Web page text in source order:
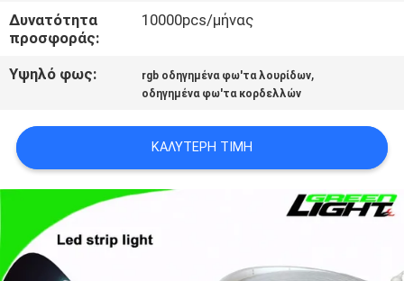
ΑΠΌΣΠΑΣΜΑ
SITEMAP
PRIVACY
POLICY
Δυνατότητα
προσφοράς:
10000pcs/μήνας
Υψηλό φως: rgb οδηγημένα φω'τα λουρίδων,
οδηγημένα φω'τα κορδελλών
ΚΑΛΎΤΕΡΗ ΤΙΜΉ